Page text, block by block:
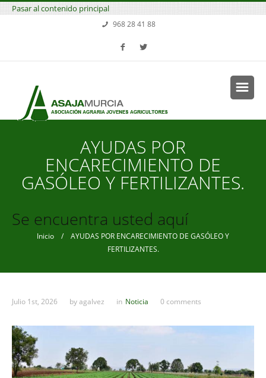
Pasar al contenido principal
968 28 41 88
AYUDAS POR
ENCARECIMIENTO DE
GASÓLEO Y FERTILIZANTES.
Se encuentra usted aquí
Inicio / AYUDAS POR ENCARECIMIENTO DE GASÓLEO Y
FERTILIZANTES.
Julio 1st, 2026 byagalvez in Noticia 0 comments